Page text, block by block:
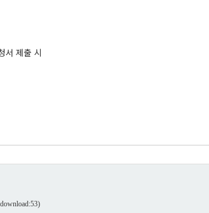
서 제출 시